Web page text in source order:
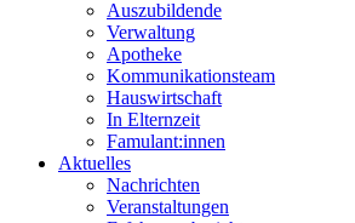
Auszubildende
Verwaltung
Apotheke
Kommunikationsteam
Hauswirtschaft
In Elternzeit
Famulant:innen
Aktuelles
Nachrichten
Veranstaltungen